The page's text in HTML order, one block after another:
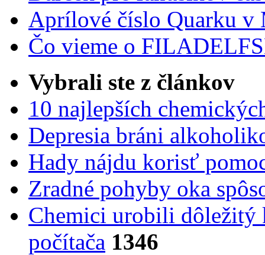
Aprílové číslo Quarku v
Čo vieme o
Vybrali ste z článkov
10 najlepších
Depresia bráni
Hady nájdu korisť
Zradné pohyby oka
Chemici urobili dôležitý
počítača 1346